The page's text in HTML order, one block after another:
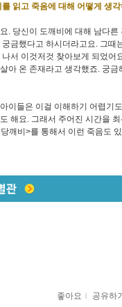
읽고 죽음에 대해 어떻게 생
. 당신이 도깨비에 대해 남다른
금했다고 하시더라고요. 그때
서 이것저것 찾아보게 되었어
아 온 존재라고 생각했죠. 궁
이들은 이걸 이해하기 어렵기
해요. 그래서 주어진 시간을
깨비>를 통해서 이런 죽음도
좋아요 ｌ 공유하기